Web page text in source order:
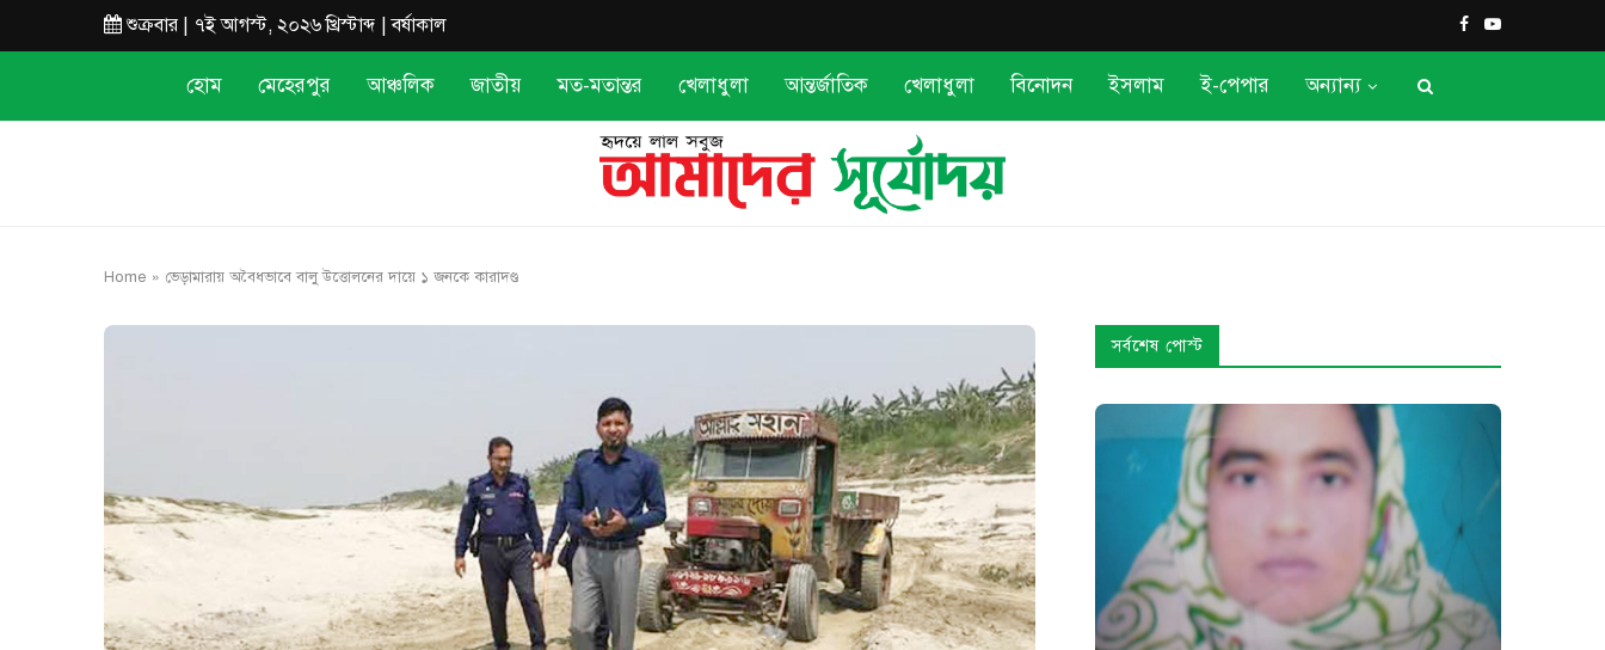
শুক্রবার | ৭ই আগস্ট, ২০২৬ খ্রিস্টাব্দ | বর্ষাকাল
হোম মেহেরপুর আঞ্চলিক জাতীয় মত-মতান্তর খেলাধুলা আন্তর্জাতিক খেলাধুলা বিনোদন ইসলাম ই-পেপার অন্যান্য
Home » ভেড়ামারায় অবৈধভাবে বালু উত্তোলনের দায়ে ১ জনকে কারাদণ্ড
সর্বশেষ পোস্ট